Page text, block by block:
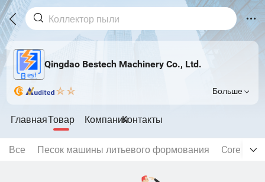
Qingdao Bestech Machinery Co., Ltd.
Больше
ГлавнаяТовар КомпанияКонтакты
Все Песок машины литьевого формования Core